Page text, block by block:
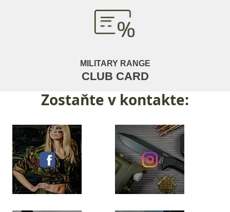
MILITARY RANGE
CLUB CARD
Zostaňte v kontakte: